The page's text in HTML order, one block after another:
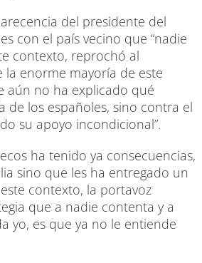
del presidente del
con el país vecino que “nadie
contexto, reprochó al
enorme mayoría de este
aún no ha explicado qué
de los españoles, sino contra el
su apoyo incondicional”.
ha tenido ya consecuencias,
sino que les ha entregado un
contexto, la portavoz
que a nadie contenta y a
yo, es que ya no le entiende